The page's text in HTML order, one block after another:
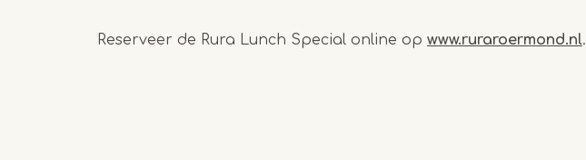
Reserveer de Rura Lunch Special online op www.ruraroermond.nl.